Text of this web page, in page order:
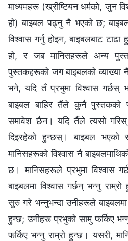
माध्यमहरू (ख्रीष्टियन धर्मको, जुन
हो) बाइबल पढ्नु नै भएको छ;
विश्‍वास गर्नु होइन, बाइबलबाट टाढा
हो, र जब मानिसहरूले अन्य
पुस्तकहरूको जग बाइबलको व्याख्या
भने, यदि तँ प्रभुमा विश्‍वास
बाइबल बाहिर तैंले कुनै पुस्तकको
समावेश छैन। यदि तैंले त्यसो
दिइरहेको हुन्छस्। बाइबल भएको
मानिसहरूको विश्‍वास नै
छ। मानिसहरूले प्रभुमा विश्‍वास
बाइबलमा विश्‍वास गर्छन् भन्नु
सुरु गरे भन्नुभन्दा उनीहरूले बाइबलमा
हुन्छ; उनीहरू प्रभुको सामु फर्किए
फर्किए भन्नु राम्रो हुन्छ। यसरी,